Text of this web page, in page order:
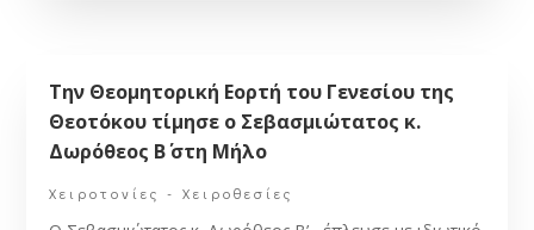
Την Θεομητορική Εορτή του Γενεσίου της
Θεοτόκου τίμησε ο Σεβασμιώτατος κ.
Δωρόθεος Β΄ στη Μήλο
Χειροτονίες - Χειροθεσίες